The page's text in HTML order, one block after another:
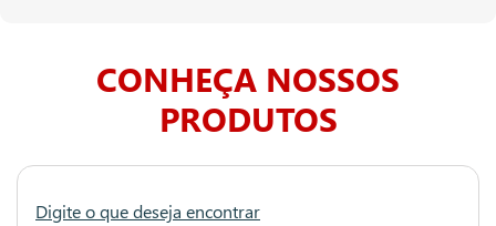
CONHEÇA NOSSOS
PRODUTOS
Digite o que deseja encontrar